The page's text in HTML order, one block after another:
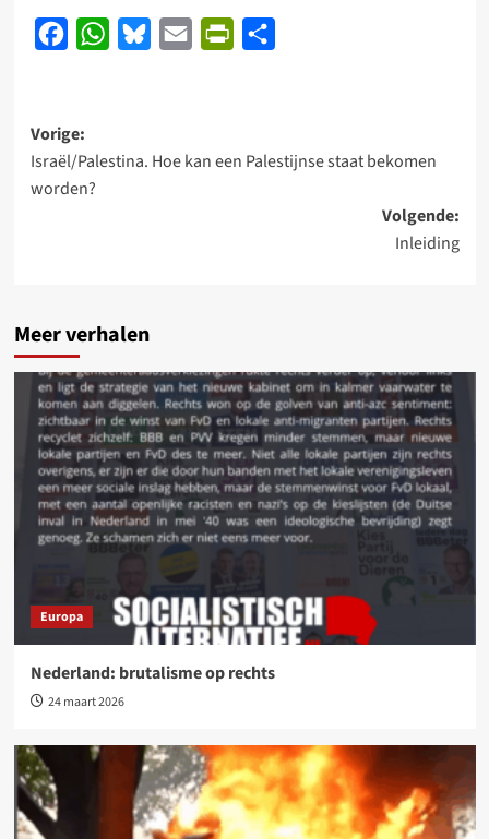
FacebookWhatsApp
BlueskyEmail PrintFriendly
Bericht
navigatie
Vorige:
Israël/Palestina. Hoe kan een Palestijnse staat bekomen
worden?
Volgende:
Inleiding
Meer verhalen
Europa
Nederland: brutalisme op rechts
24 maart 2026